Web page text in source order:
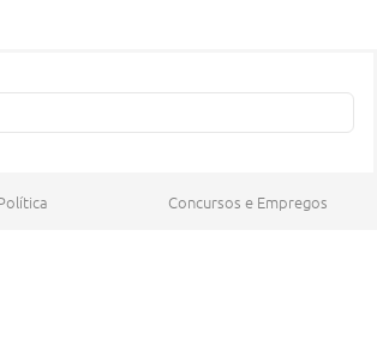
Concursos e Empregos